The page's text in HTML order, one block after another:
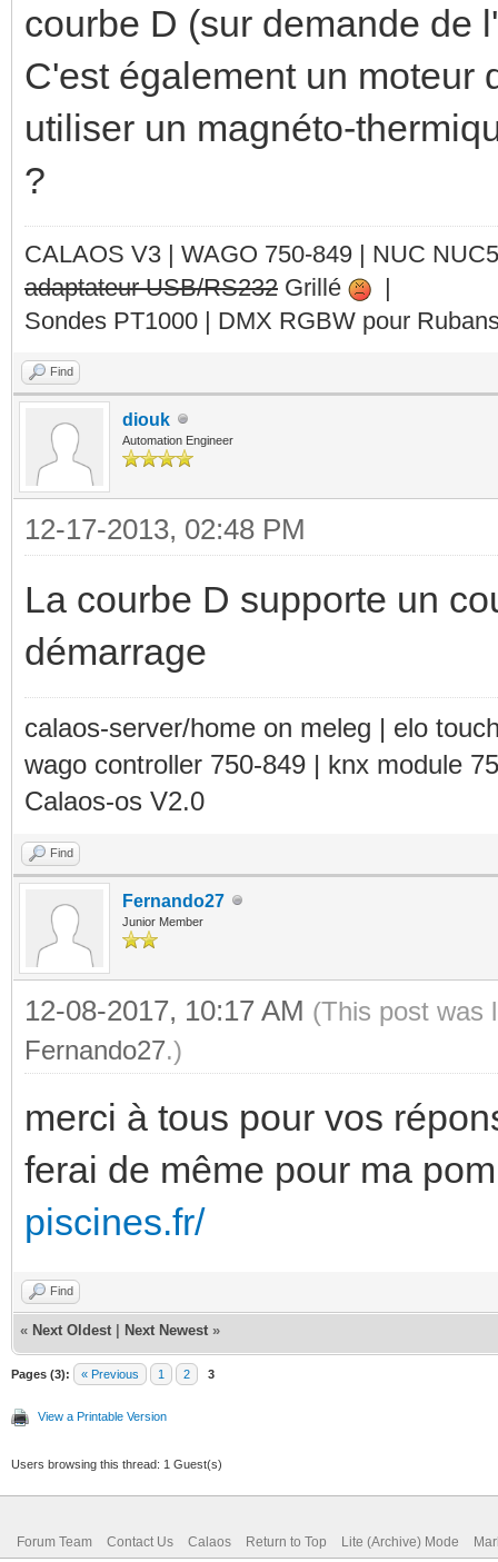
courbe D (sur demande de
C'est également un moteur
utiliser un magnéto-
?
CALAOS V3 | WAGO 750-849 | NUC
adaptateur USB/RS232 Grillé
|
Sondes PT1000 | DMX RGBW pour
Find
diouk
Automation Engineer
12-17-2013, 02:48 PM
La courbe D supporte un
démarrage
calaos-server/home on meleg | elo
wago controller 750-849 | knx module
Calaos-os V2.0
Find
Fernando27
Junior Member
12-08-2017, 10:17 AM (This post was
Fernando27.)
merci à tous pour vos
ferai de même pour ma
piscines.fr/
Find
« Next Oldest Next Newest »
Pages (3): « Previous 1 2 3
View a Printable Version
Users browsing this thread: 1 Guest(s)
Forum Team Contact Us Calaos Return to Top Lite (Archive) Mode